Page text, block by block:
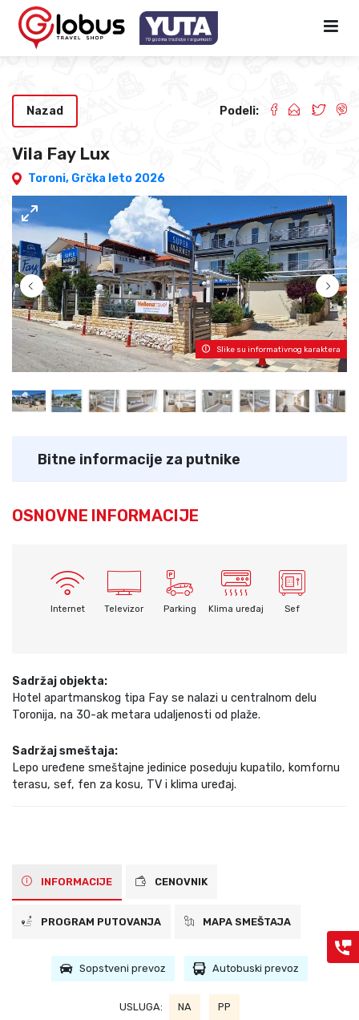
Vila Fay Lux
Toroni, Grčka leto 2026
Nazad Podeli:
Slike su informativnog karaktera
Bitne informacije za putnike
OSNOVNE INFORMACIJE
Internet Televizor Parking Klima uređaj Sef
Sadržaj objekta:
Hotel apartmanskog tipa Fay se nalazi u centralnom delu
Toronija, na 30-ak metara udaljenosti od plaže.
Sadržaj smeštaja:
Lepo uređene smeštajne jedinice poseduju kupatilo, komfornu
terasu, sef, fen za kosu, TV i klima uređaj.
INFORMACIJE CENOVNIK
PROGRAM PUTOVANJA MAPA SMEŠTAJA
Sopstveni prevoz Autobuski prevoz
USLUGA: NA PP